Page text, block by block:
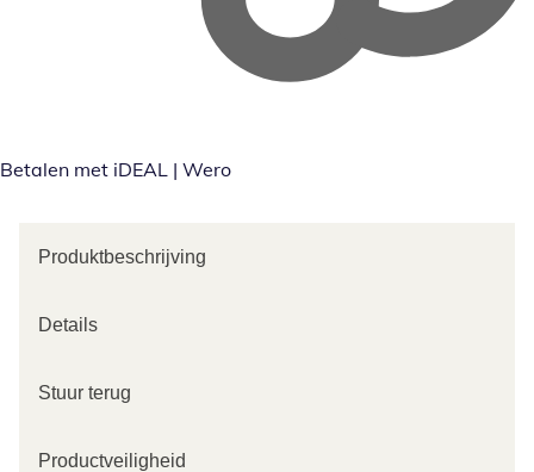
Betalen met iDEAL | Wero
Produktbeschrijving
Details
Stuur terug
Productveiligheid